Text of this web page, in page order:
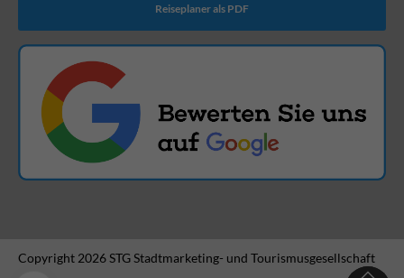
Reiseplaner als PDF
Copyright 2026 STG Stadtmarketing- und Tourismusgesellschaft